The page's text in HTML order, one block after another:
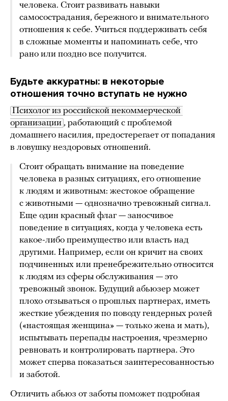
человека. Стоит развивать навыки
самосострадания, бережного и внимательного
отношения к себе. Учиться поддерживать себя
в сложные моменты и напоминать себе, что
рано или поздно все получится.
Будьте аккуратны: в некоторые
отношения точно вступать не нужно
Психолог из российской некоммерческой
организации , работающий с проблемой
домашнего насилия, предостерегает от попадания
в ловушку нездоровых отношений.
Стоит обращать внимание на поведение
человека в разных ситуациях, его отношение
к людям и животным: жестокое обращение
с животными — однозначно тревожный сигнал.
Еще один красный флаг — заносчивое
поведение в ситуациях, когда у человека есть
какое-либо преимущество или власть над
другими. Например, если он кричит на своих
подчиненных или пренебрежительно относится
к людям из сферы обслуживания — это
тревожный звонок. Будущий абьюзер может
плохо отзываться о прошлых партнерах, иметь
жесткие убеждения по поводу гендерных ролей
(«настоящая женщина» — только жена и мать),
испытывать перепады настроения, чрезмерно
ревновать и контролировать партнера. Это
может сперва показаться заинтересованностью
и заботой.
Отличить абьюз от заботы поможет подробная